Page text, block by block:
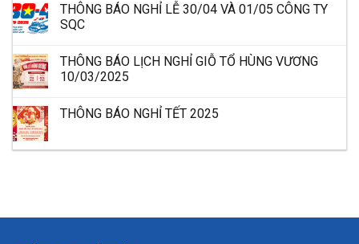
THÔNG BÁO NGHỈ LỄ 30/04 VÀ 01/05 CÔNG TY
SQC
THÔNG BÁO LỊCH NGHỈ GIỖ TỔ HÙNG VƯƠNG
10/03/2025
THÔNG BÁO NGHỈ TẾT 2025